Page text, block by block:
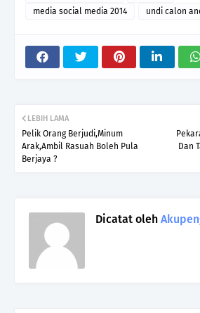
media social media 2014 undi calon
Dan
LEBIH LAMA
Pelik Orang Berjudi,Minum
Arak,Ambil Rasuah Boleh Pula
Berjaya ?
Dicatat oleh